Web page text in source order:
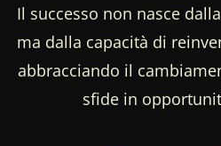
Il successo non nasce
ma dalla capacità di
abbracciando il
sfide in